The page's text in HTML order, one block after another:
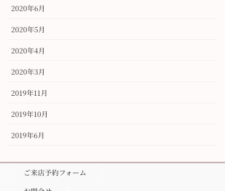
2020年6月
2020年5月
2020年4月
2020年3月
2019年11月
2019年10月
2019年6月
ご来店予約フォーム